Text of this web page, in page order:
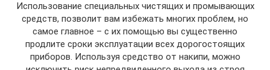
Использование специальных чистящих и промывающих
средств, позволит вам избежать многих проблем, но
самое главное – с их помощью вы существенно
продлите сроки эксплуатации всех дорогостоящих
приборов. Используя средство от накипи, можно